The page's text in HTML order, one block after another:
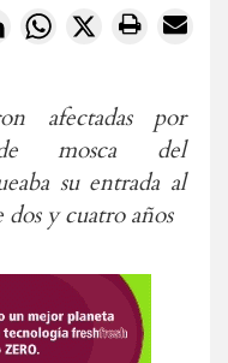
LinkedInWhatsApp
X
afectadas por
de mosca del
su entrada al
dos y cuatro años